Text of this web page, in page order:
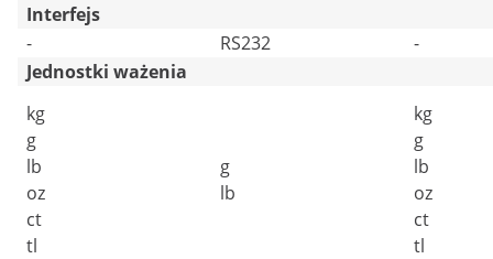
Interfejs
-
RS232
-
Jednostki ważenia
kg
g
lb
oz
ct
tl
g
lb
kg
g
lb
oz
ct
tl